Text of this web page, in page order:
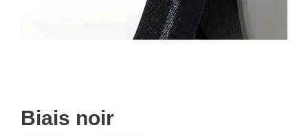
Biais noir